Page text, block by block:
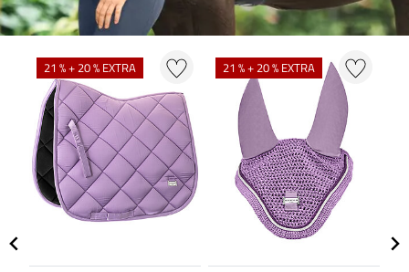
21 % + 20 % EXTRA 21 % + 20 % EXTRA